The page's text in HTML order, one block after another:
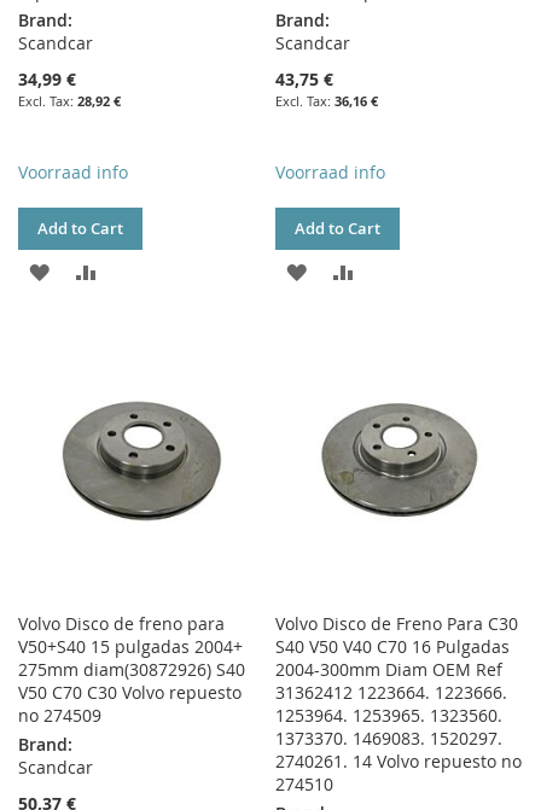
Brand:
Scandcar
34,99 €
28,92 €
Voorraad info
Add to Cart
ADD
Brand:
Scandcar
43,75 €
36,16 €
Voorraad info
Add to Cart
ADD
Volvo Disco de freno para
V50+S40 15 pulgadas 2004+
275mm diam(30872926) S40
V50 C70 C30 Volvo repuesto
no 274509
Brand:
Scandcar
50,37 €
Volvo Disco de Freno Para C30
S40 V50 V40 C70 16 Pulgadas
2004-300mm Diam OEM Ref
31362412 1223664. 1223666.
1253964. 1253965. 1323560.
1373370. 1469083. 1520297.
2740261. 14 Volvo repuesto no
274510